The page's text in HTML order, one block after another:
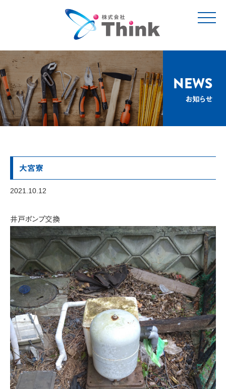
t
o
v
i
a
NEWS
お知らせ
大宮寮
2021.10.12
井戸ポンプ交換